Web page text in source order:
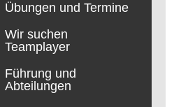
Übungen und Termine
Wir suchen
Teamplayer
Führung und
Abteilungen